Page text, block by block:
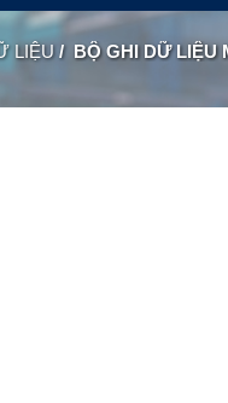
LIỆU / BỘ GHI DỮ LIỆU MÁY